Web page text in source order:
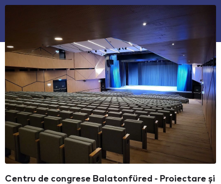
Centru de congrese Balatonfüred - Proiectare și